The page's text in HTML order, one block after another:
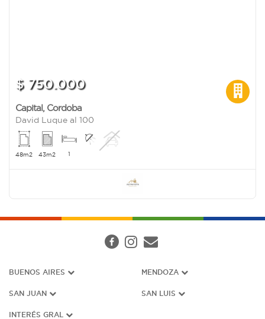
$ 750.000
Capital, Cordoba
David Luque al 100
48m2 43m2 1
BUENOS AIRES MENDOZA
SAN JUAN SAN LUIS
INTERÉS GRAL